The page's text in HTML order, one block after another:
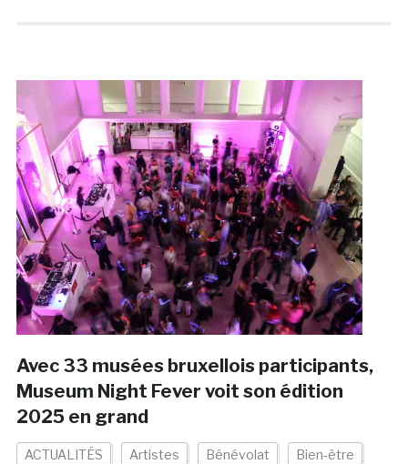
Avec 33 musées bruxellois participants,
Museum Night Fever voit son édition
2025 en grand
ACTUALITÉS Artistes Bénévolat Bien-être